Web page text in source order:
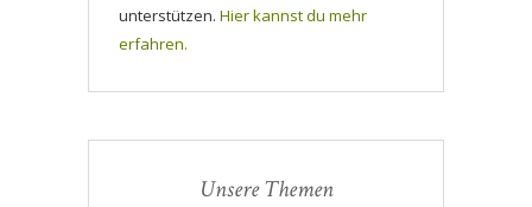
unterstützen. Hier kannst du mehr
erfahren.
Unsere Themen